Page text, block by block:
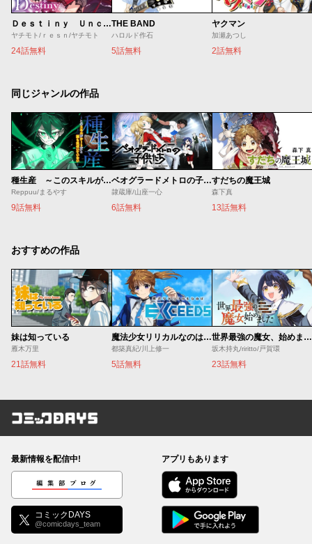
Ｄｅｓｔｉｎｙ Ｕｎｃｈａｉｎ Ｏｎｌｉｎｅ 吸血鬼少女となって、やがて『赤の魔王』と呼ばれるようになりました
ヤチモト/ｒｅｓｎ/ヤチモト
24話無料
THE BAND
ハロルド作石
5話無料
ヤクマン
加瀬あつし
2話無料
同じジャンルの作品
種生産 ～このスキルがチートだとまだ誰も気付いていない～
Reppuu/まるやす
9話無料
ベオグラードメトロの子供たち
隷蔵庫/山座一心
6話無料
すだちの魔王城
森下真
13話無料
おすすめの作品
妹は知っている
雁木万里
21話無料
魔法少女リリカルなのは EXCEEDS
都築真紀/川上修一
5話無料
世界最強の魔女、始めました ～私だけ『攻略サイト』を見れる世界で自由に生きます～
坂木持丸/riritto/戸賀環
23話無料
コミックDAYS
最新情報を配信中!
編集部ブログ
コミックDAYS
@comicdays_team
アプリもあります